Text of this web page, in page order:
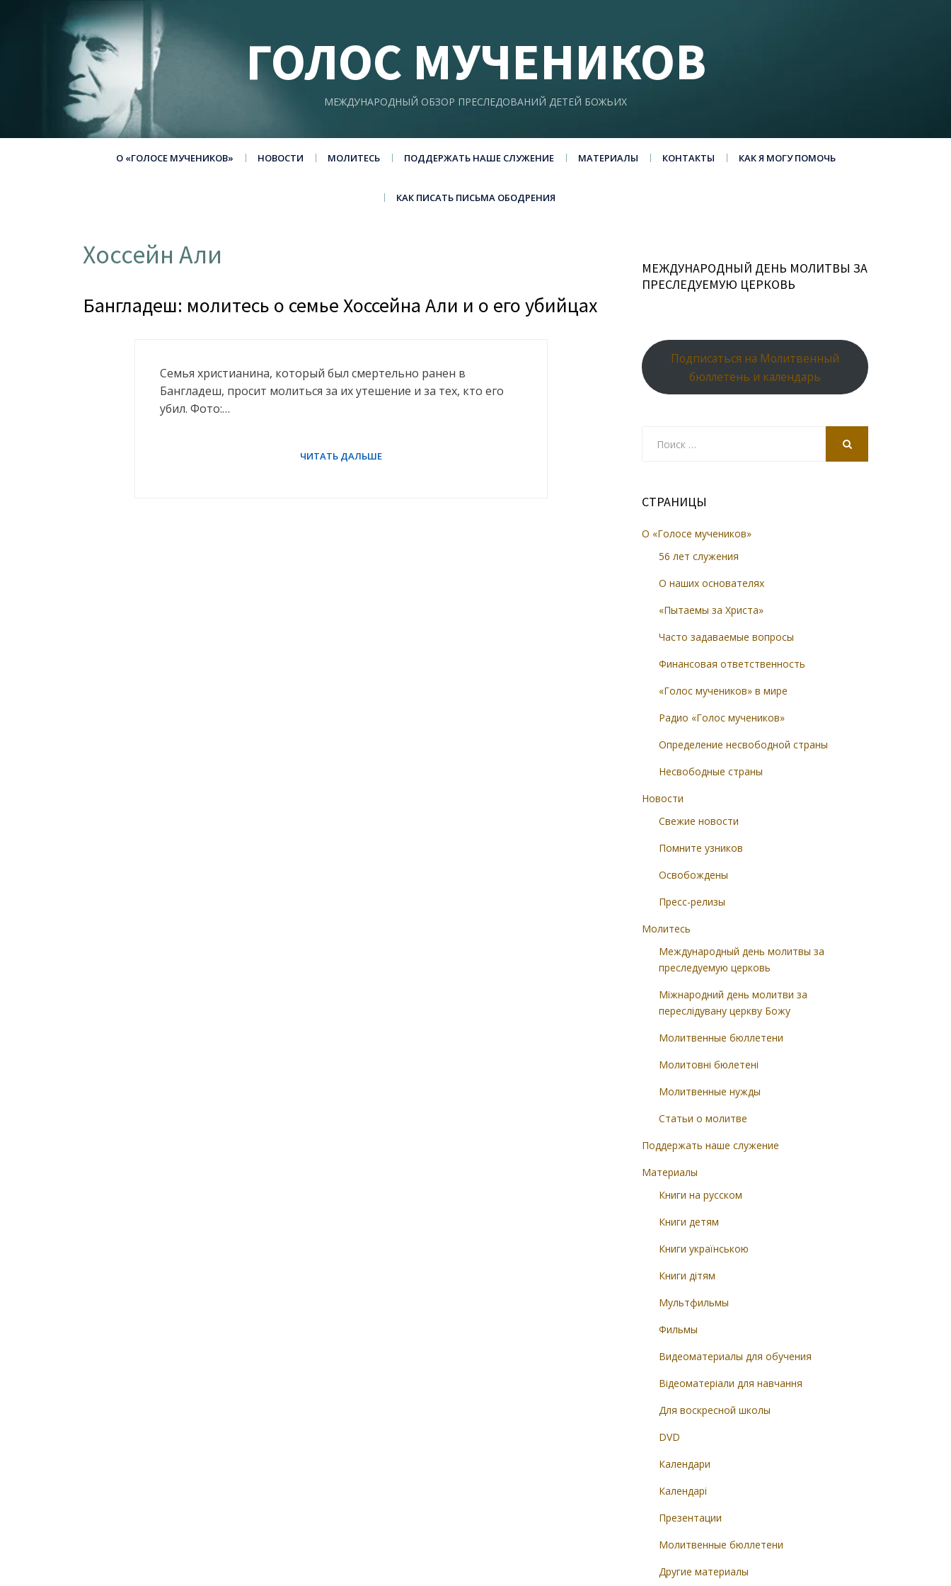
ГОЛОС МУЧЕНИКОВ
МЕЖДУНАРОДНЫЙ ОБЗОР ПРЕСЛЕДОВАНИЙ ДЕТЕЙ БОЖЬИХ
О «ГОЛОСЕ МУЧЕНИКОВ» НОВОСТИ МОЛИТЕСЬ ПОДДЕРЖАТЬ НАШЕ СЛУЖЕНИЕ МАТЕРИАЛЫ КОНТАКТЫ КАК Я МОГУ ПОМОЧЬ
КАК ПИСАТЬ ПИСЬМА ОБОДРЕНИЯ
Хоссейн Али
Бангладеш: молитесь о семье Хоссейна Али и о его убийцах
Семья христианина, который был смертельно ранен в
Бангладеш, просит молиться за их утешение и за тех, кто его
убил. Фото:…
МЕЖДУНАРОДНЫЙ ДЕНЬ МОЛИТВЫ ЗА
ПРЕСЛЕДУЕМУЮ ЦЕРКОВЬ
Подписаться на Молитвенный
бюллетень и календарь
СТРАНИЦЫ
О «Голосе мучеников»
56 лет служения
О наших основателях
«Пытаемы за Христа»
Часто задаваемые вопросы
Финансовая ответственность
«Голос мучеников» в мире
Радио «Голос мучеников»
Определение несвободной страны
Несвободные страны
Новости
Свежие новости
Помните узников
Освобождены
Пресс-релизы
Молитесь
Международный день молитвы за
преследуемую церковь
Міжнародний день молитви за
переслідувану церкву Божу
Молитвенные бюллетени
Молитовні бюлетені
Молитвенные нужды
Статьи о молитве
Поддержать наше служение
Материалы
Книги на русском
Книги детям
Книги українською
Книги дітям
Мультфильмы
Фильмы
Видеоматериалы для обучения
Відеоматеріали для навчання
Для воскресной школы
DVD
Календари
Календарі
Презентации
Молитвенные бюллетени
Другие материалы